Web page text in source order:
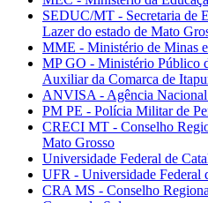
SEDUC/MT - Secretaria de
Lazer do estado de Mato
MME - Ministério de Minas
MP GO - Ministério Público
Auxiliar da Comarca de
ANVISA - Agência
PM PE - Polícia Militar de
CRECI MT - Conselho
Mato Grosso
Universidade Federal de
UFR - Universidade Federal
CRA MS - Conselho